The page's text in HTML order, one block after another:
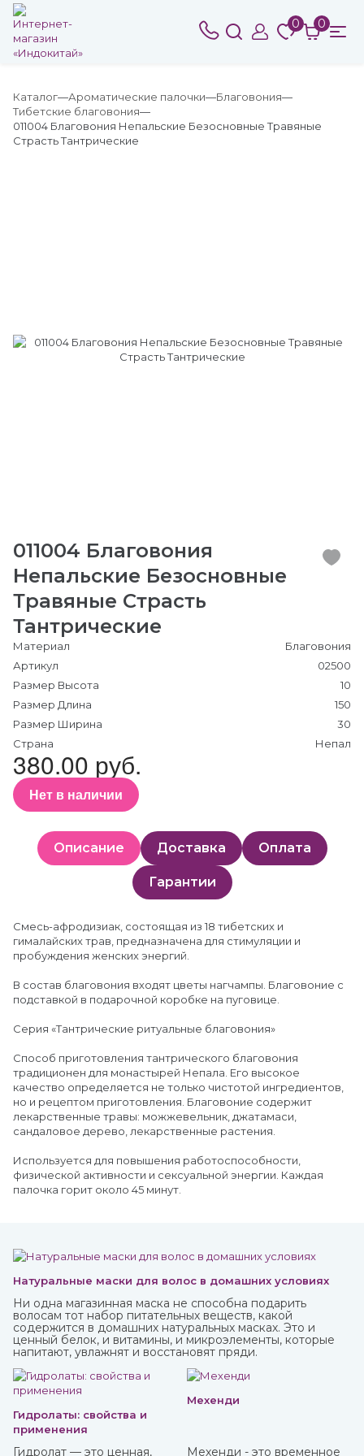
0 0
Каталог Ароматические палочки
Благовония
Тибетские благовония
011004 Благовония Непальские Безосновные Травяные
Страсть Тантрические
011004 Благовония
Непальские Безосновные
Травяные Страсть
Тантрические
Материал
Благовония
Артикул
02500
Размер Высота
10
Размер Длина
150
Размер Ширина
30
Страна
Непал
380.00 руб.
Нет в наличии
Описание Доставка Оплата
Гарантии
Смесь-афродизиак, состоящая из 18 тибетских и
гималайских трав, предназначена для стимуляции и
пробуждения женских энергий.
В состав благовония входят цветы нагчампы. Благовоние с
подставкой в подарочной коробке на пуговице.
Серия «Тантрические ритуальные благовония»
Способ приготовления тантрического благовония
традиционен для монастырей Непала. Его высокое
качество определяется не только чистотой ингредиентов,
но и рецептом приготовления. Благовоние содержит
лекарственные травы: можжевельник, джатамаси,
сандаловое дерево, лекарственные растения.
Используется для повышения работоспособности,
физической активности и сексуальной энергии. Каждая
палочка горит около 45 минут.
Натуральные маски для волос в домашних условиях
Ни одна магазинная маска не способна подарить
волосам тот набор питательных веществ, какой
содержится в домашних натуральных масках. Это и
ценный белок, и витамины, и микроэлементы, которые
напитают, увлажнят и восстановят пряди.
Гидролаты: свойства и
применения
Гидролат — это ценная,
Мехенди
Мехенди - это временное